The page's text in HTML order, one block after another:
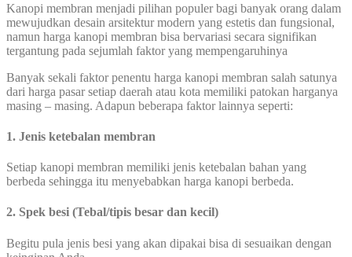
Kanopi membran menjadi pilihan populer bagi banyak orang dalam
mewujudkan desain arsitektur modern yang estetis dan fungsional,
namun harga kanopi membran bisa bervariasi secara signifikan
tergantung pada sejumlah faktor yang mempengaruhinya
Banyak sekali faktor penentu harga kanopi membran salah satunya
dari harga pasar setiap daerah atau kota memiliki patokan harganya
masing – masing. Adapun beberapa faktor lainnya seperti:
1. Jenis ketebalan membran
Setiap kanopi membran memiliki jenis ketebalan bahan yang
berbeda sehingga itu menyebabkan harga kanopi berbeda.
2. Spek besi (Tebal/tipis besar dan kecil)
Begitu pula jenis besi yang akan dipakai bisa di sesuaikan dengan